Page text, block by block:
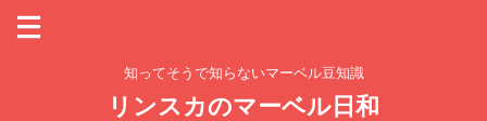
知ってそうで知らないマーベル豆知識
リンスカのマーベル日和